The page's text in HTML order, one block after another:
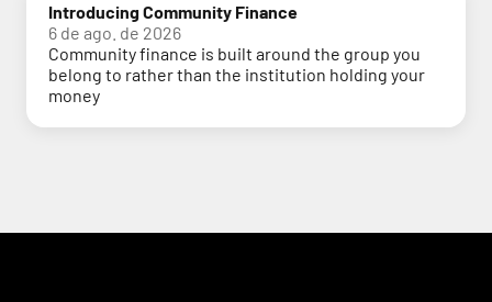
Introducing Community Finance
6 de ago. de 2026
Community finance is built around the group you
belong to rather than the institution holding your
money